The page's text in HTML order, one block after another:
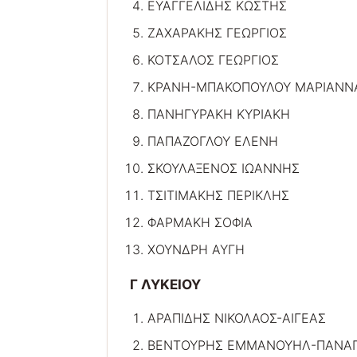
ΕΥΑΓΓΕΛΙΔΗΣ ΚΩΣΤΗΣ
ΖΑΧΑΡΑΚΗΣ ΓΕΩΡΓΙΟΣ
ΚΟΤΣΑΛΟΣ ΓΕΩΡΓΙΟΣ
ΚΡΑΝΗ-ΜΠΑΚΟΠΟΥΛΟΥ
ΠΑΝΗΓΥΡΑΚΗ ΚΥΡΙΑΚΗ
ΠΑΠΑΖΟΓΛΟΥ ΕΛΕΝΗ
ΣΚΟΥΛΑΞΕΝΟΣ ΙΩΑΝΝΗΣ
ΤΣΙΤΙΜΑΚΗΣ ΠΕΡΙΚΛΗΣ
ΦΑΡΜΑΚΗ ΣΟΦΙΑ
ΧΟΥΝΔΡΗ ΑΥΓΗ
Γ ΛΥΚΕΙΟΥ
ΑΡΑΠΙΔΗΣ ΝΙΚΟΛΑΟΣ-ΑΙΓΕΑΣ
ΒΕΝΤΟΥΡΗΣ ΕΜΜΑΝΟΥΗΛ-